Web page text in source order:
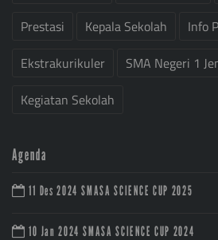
Prestasi
Kepala Sekolah
Info
Ekstrakurikuler
SMA Negeri 1
Kegiatan Sekolah
Agenda
11 Des 2024 SMASA SCIENCE CUP 2025
10 Jan 2024 SMASA SCIENCE CUP 2024